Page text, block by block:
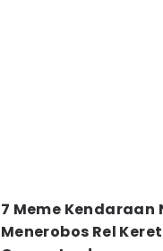
7 Meme Kendaraan
Menerobos Rel